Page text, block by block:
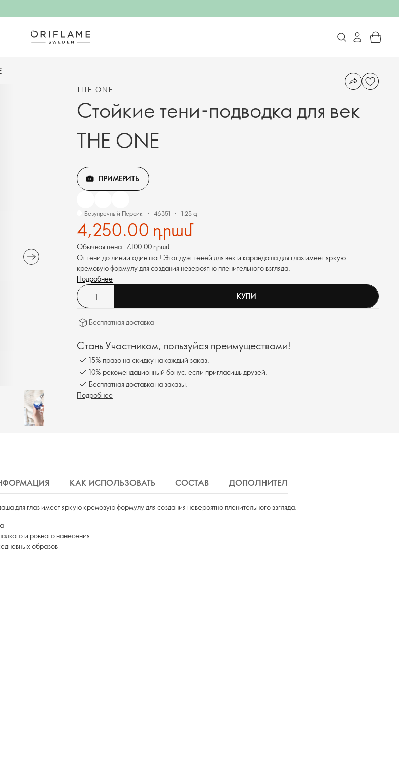
THE ONE
Стойкие тени-подводка для век
THE ONE
ПРИМЕРИТЬ
Безупречный Персик 46351 1.25 գ
4,250.00 դրամ
Обычная цена: 7,100.00 դրամ
От тени до линии один шаг! Этот дуэт теней для век и карандаша для глаз имеет яркую
кремовую формулу для создания невероятно пленительного взгляда.
Подробнее
КУПИ
Бесплатная доставка
Стань Участником, пользуйся преимуществами!
15% право на скидку на каждый заказ.
10% рекомендационный бонус, если пригласишь друзей.
Бесплатная доставка на заказы.
Подробнее
КАК ИСПОЛЬЗОВАТЬ СОСТАВ ДОПОЛНИТЕЛЬНАЯ ИНФОРМАЦИЯ
для глаз имеет яркую кремовую формулу для создания невероятно пленительного взгляда.
и ровного нанесения
образов